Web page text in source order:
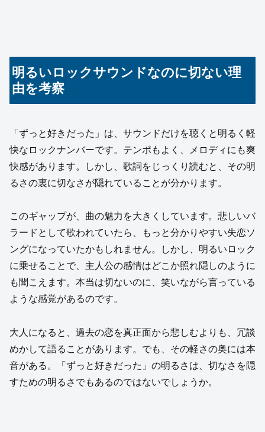
明るいロックサウンドなのに切ない理
由を考察
「ずっと好きだった」は、サウンドだけを聴くと明るく軽
快なロックナンバーです。テンポもよく、メロディにも爽
快感があります。しかし、歌詞をじっくり読むと、その明
るさの裏に切なさが隠れていることが分かります。
このギャップが、曲の魅力を大きくしています。悲しいバ
ラードとして歌われていたら、もっと分かりやすい失恋ソ
ングになっていたかもしれません。しかし、明るいロック
に乗せることで、主人公の感情はどこか照れ隠しのように
も聞こえます。本当は切ないのに、笑いながら言っている
ような感覚があるのです。
大人になると、過去の恋を真正面から悲しむよりも、冗談
めかして語ることがあります。でも、その軽さの奥には本
音がある。「ずっと好きだった」の明るさは、切なさを隠
すための明るさでもあるのではないでしょうか。